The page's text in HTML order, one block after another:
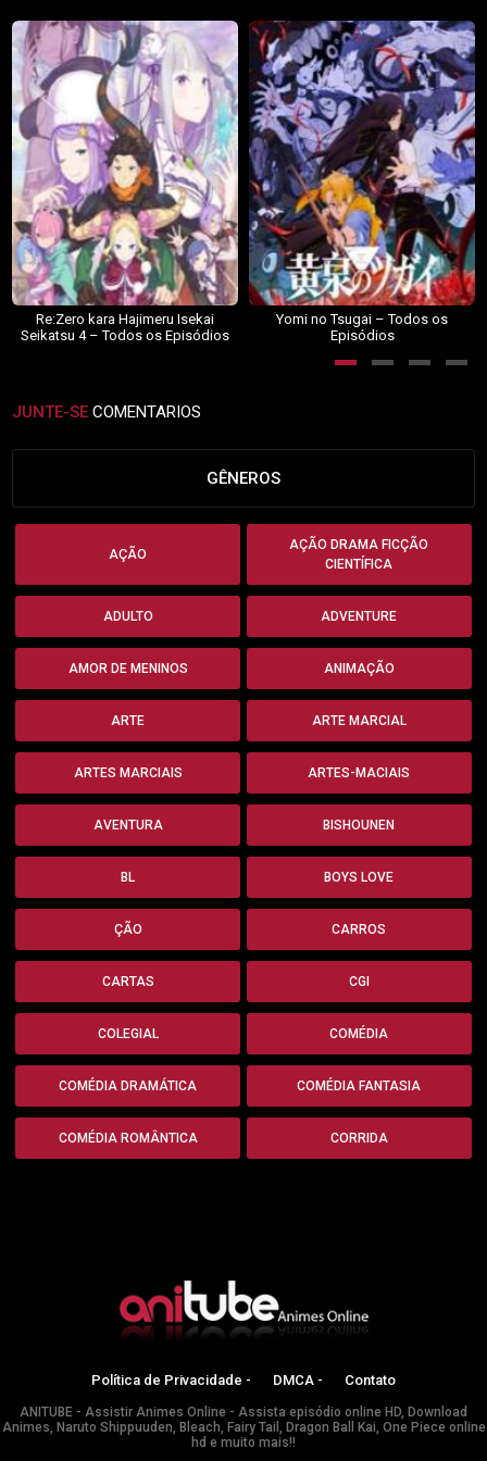
Re:Zero kara Hajimeru Isekai
Seikatsu 4 – Todos os Episódios
Yomi no Tsugai – Todos os
Episódios
JUNTE-SE COMENTARIOS
GÊNEROS
AÇÃO
AÇÃO DRAMA FICÇÃO
CIENTÍFICA
ADULTO ADVENTURE
AMOR DE MENINOS ANIMAÇÃO
ARTE ARTE MARCIAL
ARTES MARCIAIS ARTES-MACIAIS
AVENTURA BISHOUNEN
BL BOYS LOVE
ÇÃO CARROS
CARTAS CGI
COLEGIAL COMÉDIA
COMÉDIA DRAMÁTICA COMÉDIA FANTASIA
COMÉDIA ROMÂNTICA CORRIDA
Política de Privacidade - DMCA - Contato
ANITUBE - Assistir Animes Online - Assista episódio online HD, Download
Animes, Naruto Shippuuden, Bleach, Fairy Tail, Dragon Ball Kai, One Piece online
hd e muito mais!!